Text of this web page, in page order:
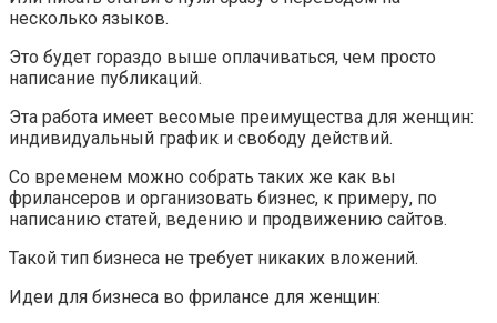
несколько языков.
Это будет гораздо выше оплачиваться, чем просто
написание публикаций.
Эта работа имеет весомые преимущества для женщин:
индивидуальный график и свободу действий.
Со временем можно собрать таких же как вы
фрилансеров и организовать бизнес, к примеру, по
написанию статей, ведению и продвижению сайтов.
Такой тип бизнеса не требует никаких вложений.
Идеи для бизнеса во фрилансе для женщин: